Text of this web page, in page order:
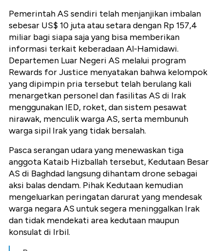
Pemerintah AS sendiri telah menjanjikan imbalan
sebesar US$ 10 juta atau setara dengan Rp 157,4
miliar bagi siapa saja yang bisa memberikan
informasi terkait keberadaan Al-Hamidawi.
Departemen Luar Negeri AS melalui program
Rewards for Justice menyatakan bahwa kelompok
yang dipimpin pria tersebut telah berulang kali
menargetkan personel dan fasilitas AS di Irak
menggunakan IED, roket, dan sistem pesawat
nirawak, menculik warga AS, serta membunuh
warga sipil Irak yang tidak bersalah.
Pasca serangan udara yang menewaskan tiga
anggota Kataib Hizballah tersebut, Kedutaan Besar
AS di Baghdad langsung dihantam drone sebagai
aksi balas dendam. Pihak Kedutaan kemudian
mengeluarkan peringatan darurat yang mendesak
warga negara AS untuk segera meninggalkan Irak
dan tidak mendekati area kedutaan maupun
konsulat di Irbil.